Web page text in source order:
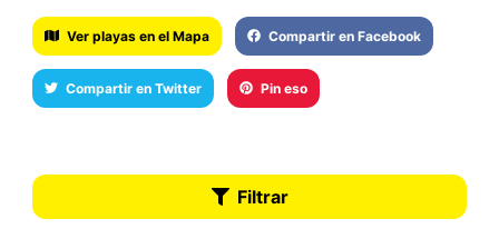
Ver playas en el Mapa Compartir en Facebook
Compartir en Twitter Pin eso
Filtrar